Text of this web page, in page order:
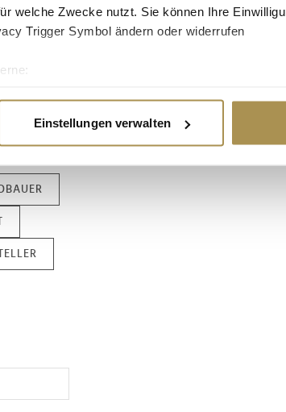
welche Zwecke nutzt. Sie können Ihre
Trigger Symbol ändern oder widerrufen
Daten verarbeitet werden, und legen Sie
zu personalisieren, Funktionen für soziale
Außerdem geben wir Informationen zu
die Sie ihnen bereitgestellt haben oder die
Einstellungen verwalten